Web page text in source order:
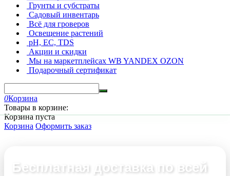
Грунты и субстраты
Садовый инвентарь
Всё для гроверов
Освещение растений
pH, EC, TDS
Акции и скидки
Мы на маркетплейсах WB YANDEX OZON
Подарочный сертификат
0Корзина
Товары в корзине:
Корзина пуста
Корзина Оформить заказ
Бесплатная доставка по всей